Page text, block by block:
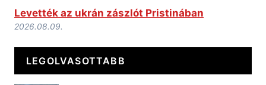
Levették az ukrán zászlót Pristinában
2026.08.09.
LEGOLVASOTTABB